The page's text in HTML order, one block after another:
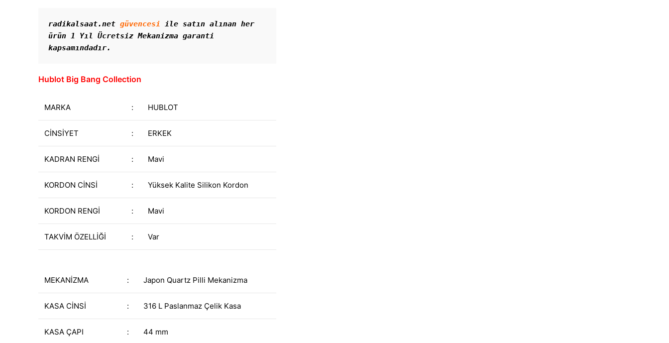
radikalsaat.net güvencesi ile satın alınan her
ürün 1 Yıl Ücretsiz Mekanizma garanti
kapsamındadır.
Hublot Big Bang Collection
MARKA : HUBLOT
CİNSİYET : ERKEK
KADRAN RENGİ : Mavi
KORDON CİNSİ : Yüksek Kalite Silikon Kordon
KORDON RENGİ : Mavi
TAKVİM ÖZELLİĞİ : Var
MEKANİZMA : Japon Quartz Pilli Mekanizma
KASA CİNSİ : 316 L Paslanmaz Çelik Kasa
KASA ÇAPI : 44 mm